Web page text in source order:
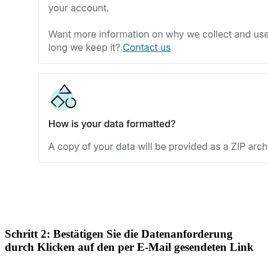
Schritt 2: Bestätigen Sie die Datenanforderung
durch Klicken auf den per E-Mail gesendeten Link